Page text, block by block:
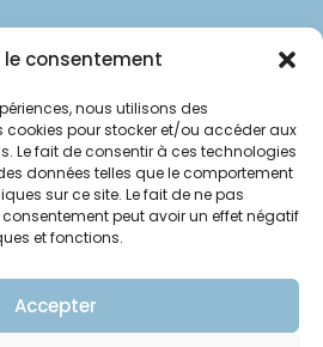
le consentement
nous utilisons des
cookies pour stocker et/ou accéder aux
Le fait de consentir à ces technologies
données telles que le comportement
sur ce site. Le fait de ne pas
peut avoir un effet négatif
et fonctions.
Accepter
praticiens
Plan du site
Mentions légales